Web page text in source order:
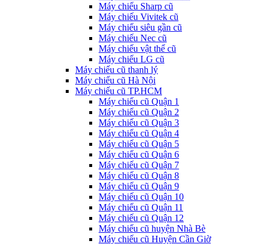
Máy chiếu Sharp cũ
Máy chiếu Vivitek cũ
Máy chiếu siêu gần cũ
Máy chiếu Nec cũ
Máy chiếu vật thể cũ
Máy chiếu LG cũ
Máy chiếu cũ thanh lý
Máy chiếu cũ Hà Nội
Máy chiếu cũ TP.HCM
Máy chiếu cũ Quận 1
Máy chiếu cũ Quận 2
Máy chiếu cũ Quận 3
Máy chiếu cũ Quận 4
Máy chiếu cũ Quận 5
Máy chiếu cũ Quận 6
Máy chiếu cũ Quận 7
Máy chiếu cũ Quận 8
Máy chiếu cũ Quận 9
Máy chiếu cũ Quận 10
Máy chiếu cũ Quận 11
Máy chiếu cũ Quận 12
Máy chiếu cũ huyện Nhà Bè
Máy chiếu cũ Huyện Cần Giờ